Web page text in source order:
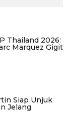
Thailand 2026:
Marquez Gigit
Siap Unjuk
Jelang